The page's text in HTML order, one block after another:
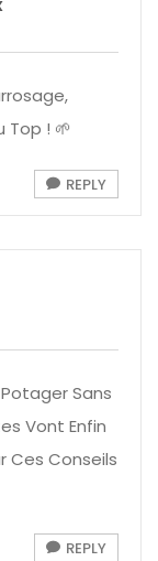
Top ! 🌱
REPLY
Sans
Vont Enfin
Ces Conseils
REPLY